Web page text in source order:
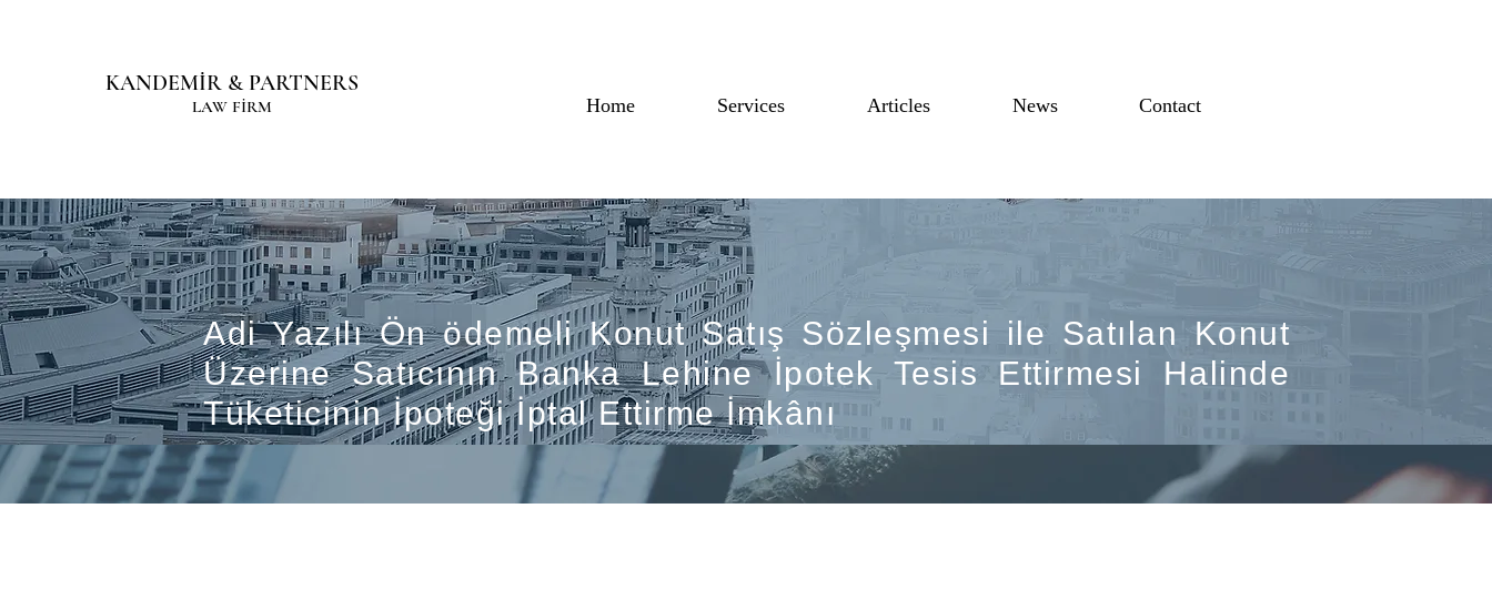
KANDEMİR & PARTNERS
LAW FİRM Home Services Articles News Contact
Our Service
Adi Yazılı Ön ödemeli Konut Satış Sözleşmesi ile Satılan Konut
Üzerine Satıcının Banka Lehine İpotek Tesis Ettirmesi Halinde
Tüketicinin İpoteği İptal Ettirme İmkânı